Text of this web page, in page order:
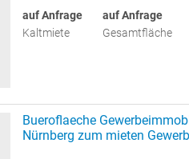
auf Anfrage
Kaltmiete
auf Anfrage
Gesamtfläche
Bueroflaeche
Nürnberg zum mieten